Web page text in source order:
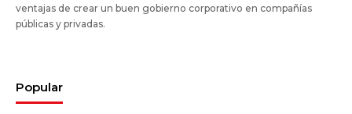
ventajas de crear un buen gobierno corporativo en compañías
públicas y privadas.
Popular